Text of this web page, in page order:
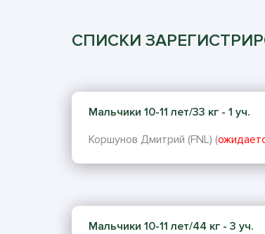
СПИСКИ
Мальчики 10-11 лет/33 кг - 1 уч.
Коршунов Дмитрий (FNL) (
Мальчики 10-11 лет/44 кг - 3 уч.